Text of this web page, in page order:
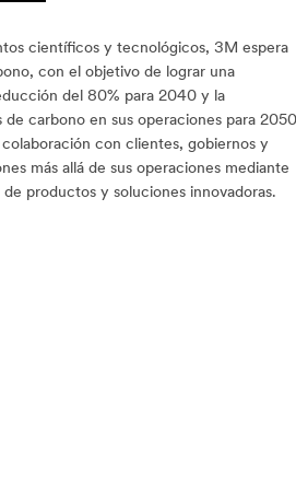
científicos y tecnológicos, 3M espera
con el objetivo de lograr una
del 80% para 2040 y la
de carbono en sus operaciones para
con clientes, gobiernos y
más allá de sus operaciones mediante
productos y soluciones innovadoras.